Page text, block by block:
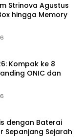
Strinova Agustus
hingga Memory
Kompak ke 8
ONIC dan
dengan Baterai
Sepanjang Sejarah